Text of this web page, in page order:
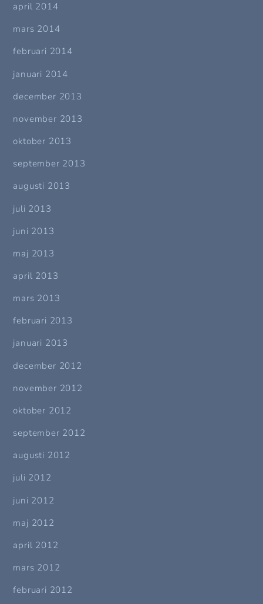
april 2014
mars 2014
februari 2014
januari 2014
december 2013
november 2013
oktober 2013
september 2013
augusti 2013
juli 2013
juni 2013
maj 2013
april 2013
mars 2013
februari 2013
januari 2013
december 2012
november 2012
oktober 2012
september 2012
augusti 2012
juli 2012
juni 2012
maj 2012
april 2012
mars 2012
februari 2012